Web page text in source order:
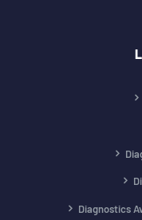
Diagnostics